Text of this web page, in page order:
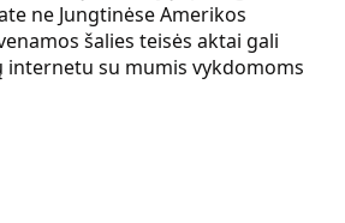
ne Jungtinėse Amerikos
šalies teisės aktai gali
internetu su mumis vykdomoms